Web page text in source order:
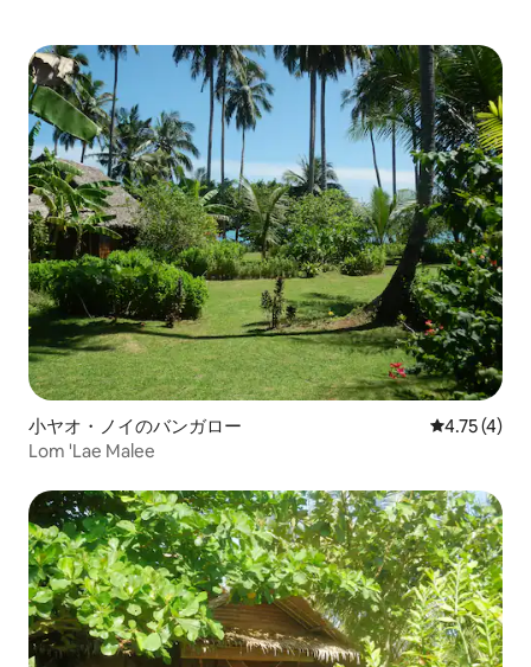
小ヤオ・ノイのバンガロー レビュー4
4.75 (4)
Lom 'Lae Malee